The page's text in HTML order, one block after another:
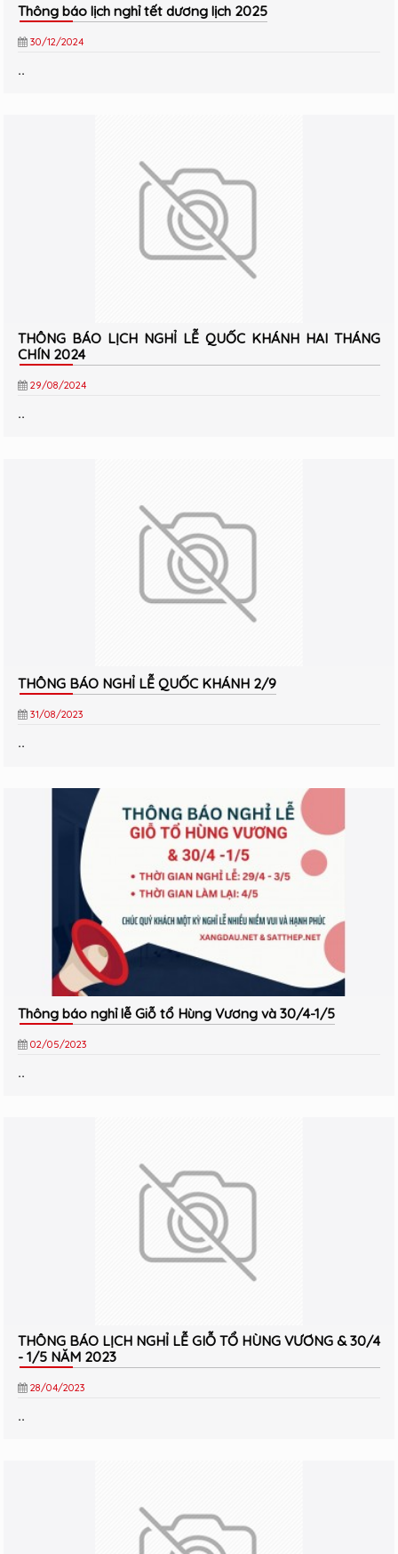
Thông báo lịch nghỉ tết dương lịch 2025
30/12/2024
..
THÔNG BÁO LỊCH NGHỈ LỄ QUỐC KHÁNH HAI THÁNG
CHÍN 2024
29/08/2024
..
THÔNG BÁO NGHỈ LỄ QUỐC KHÁNH 2/9
31/08/2023
..
Thông báo nghỉ lễ Giỗ tổ Hùng Vương và 30/4-1/5
02/05/2023
..
THÔNG BÁO LỊCH NGHỈ LỄ GIỖ TỔ HÙNG VƯƠNG & 30/4
- 1/5 NĂM 2023
28/04/2023
..